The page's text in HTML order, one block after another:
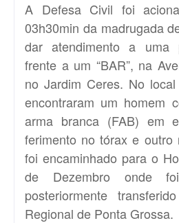
A Defesa Civil foi
03h30min da madrugada
dar atendimento a uma
frente a um “BAR”, na
no Jardim Ceres. No
encontraram um homem
arma branca (FAB) em
ferimento no tórax e outro
foi encaminhado para o
de Dezembro onde
posteriormente
Regional de Ponta Grossa.